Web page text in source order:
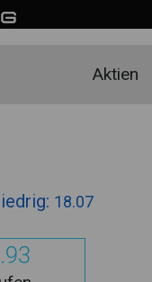
Aktien
18.07